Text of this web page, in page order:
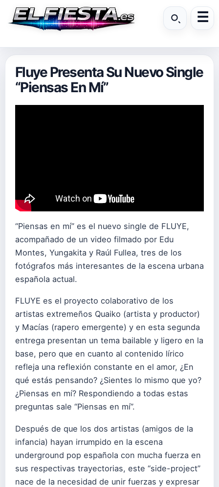
Fluye Presenta Su Nuevo Single
“Piensas En Mí”
“Piensas en mí” es el nuevo single de FLUYE,
acompañado de un video filmado por Edu
Montes, Yungakita y Raúl Fullea, tres de los
fotógrafos más interesantes de la escena urbana
española actual.
FLUYE es el proyecto colaborativo de los
artistas extremeños Quaiko (artista y productor)
y Macías (rapero emergente) y en esta segunda
entrega presentan un tema bailable y ligero en la
base, pero que en cuanto al contenido lírico
refleja una reflexión constante en el amor, ¿En
qué estás pensando? ¿Sientes lo mismo que yo?
¿Piensas en mí? Respondiendo a todas estas
preguntas sale “Piensas en mí”.
Después de que los dos artistas (amigos de la
infancia) hayan irrumpido en la escena
underground pop española con mucha fuerza en
sus respectivas trayectorias, este “side-project”
nace de la necesidad de unir fuerzas y expresar